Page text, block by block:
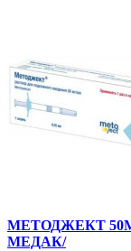
МЕТОДЖЕКТ
МЕДАК/